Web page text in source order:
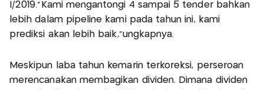
I/2019.”Kami mengantongi 4 sampai 5 tender bahkan
lebih dalam pipeline kami pada tahun ini, kami
prediksi akan lebih baik,”ungkapnya.
Meskipun laba tahun kemarin terkoreksi, perseroan
merencanakan membagikan dividen. Dimana dividen